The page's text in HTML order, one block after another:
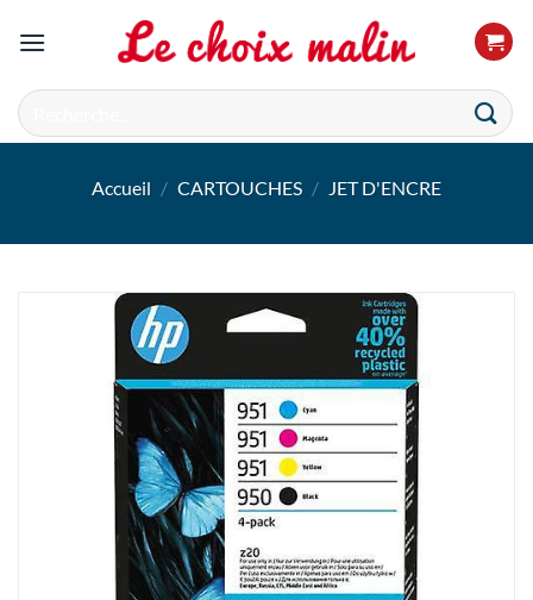
Recherche
pour :
Accueil / CARTOUCHES / JET D'ENCRE